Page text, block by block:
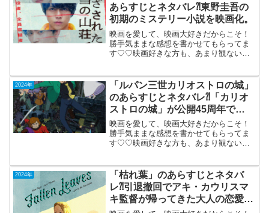
て描く骨太...
あらすじとネタバレ⁈東野圭吾の
初期のミステリー小説を映画化。
映画を愛して、映画大好きだからこそ！
勝手気ままな感想を書かせてもらってま
す♡♡映画好きな方も、あまり観ない方
分）東野圭吾の初期のミステリー小説を
映画化。...
2024年
「ルパン三世カリオストロの城」
のあらすじとネタバレ⁈「カリオ
ストロの城」が公開45周年で
IMAX公開！
映画を愛して、映画大好きだからこそ！
勝手気ままな感想を書かせてもらってま
す♡♡映画好きな方も、あまり観ない方
11月29日公開（100分）「カリオストロ
の...
2024年
「枯れ葉」のあらすじとネタバ
レ⁈引退撤回でアキ・カウリスマ
キ監督が帰ってきた大人の恋愛ド